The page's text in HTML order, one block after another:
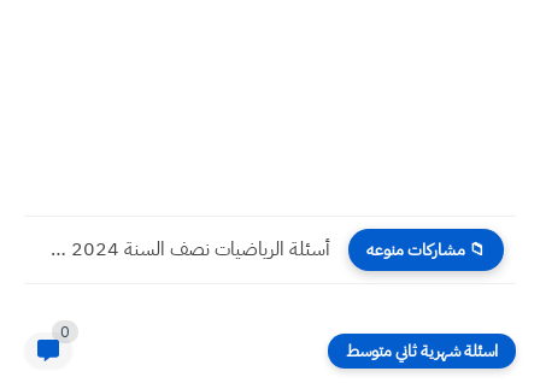
📁 مشاركات منوعه أسئلة الرياضيات نصف السنة 2024 صف الثالث المتوسط
اسئلة شهرية ثاني متوسط
0